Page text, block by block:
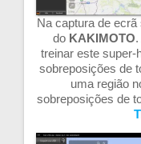
Na captura de
do KAKIMOTO
treinar este
sobreposições de
uma região
sobreposições de